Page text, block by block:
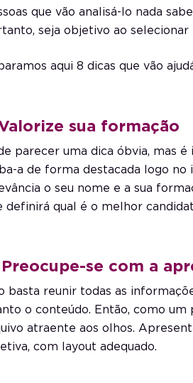
que vão analisá-lo nada
seja objetivo ao
aqui 8 dicas que vão
sua formação
parecer uma dica óbvia, mas
a de forma destacada logo no
o seu nome e a sua
definirá qual é o melhor
se com a
basta reunir todas as
o conteúdo. Então, como
atraente aos olhos.
com layout adequado.